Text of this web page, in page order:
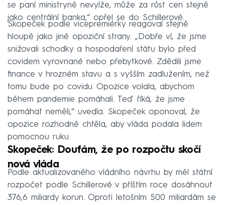
se paní ministryně nevylže, může za růst cen stejně
jako centrální banka,“ opřel se do Schillerové.
Skopeček podle vicepremiérky reagoval stejně
hloupě jako jiné opoziční strany. „Dobře ví, že jsme
snižovali schodky a hospodaření státu bylo před
covidem vyrovnané nebo přebytkové. Zdědili jsme
finance v hrozném stavu a s vyšším zadlužením, než
tomu bude po covidu. Opozice volala, abychom
během pandemie pomáhali. Teď říká, že jsme
pomáhat neměli,“ uvedla. Skopeček oponoval, že
opozice rozhodně chtěla, aby vláda podala lidem
pomocnou ruku.
Skopeček: Doufám, že po rozpočtu skočí
nová vláda
Podle aktualizovaného vládního návrhu by měl státní
rozpočet podle Schillerové v příštím roce dosáhnout
376,6 miliardy korun. Oproti letošním 500 miliardám se